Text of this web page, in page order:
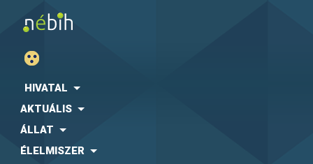
HIVATAL
AKTUÁLIS
ÁLLAT
ÉLELMISZER